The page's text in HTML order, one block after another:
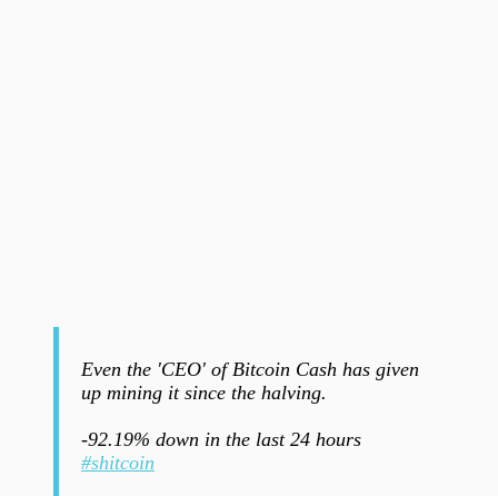
Even the 'CEO' of Bitcoin Cash has given
up mining it since the halving.
-92.19% down in the last 24 hours
#shitcoin